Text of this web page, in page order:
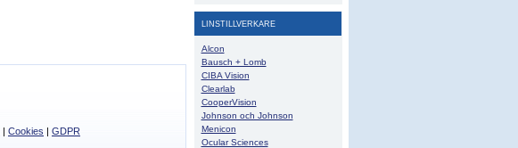
LINSTILLVERKARE
Alcon
Bausch + Lomb
CIBA Vision
Clearlab
CooperVision
Johnson och Johnson
Menicon
Ocular Sciences
| Cookies | GDPR